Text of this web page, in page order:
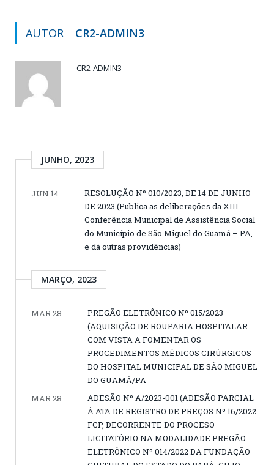
AUTOR CR2-ADMIN3
CR2-ADMIN3
JUNHO, 2023
JUN 14
RESOLUÇÃO Nº 010/2023, DE 14 DE JUNHO
DE 2023 (Publica as deliberações da XIII
Conferência Municipal de Assistência Social
do Município de São Miguel do Guamá – PA,
e dá outras providências)
MARÇO, 2023
MAR 28
PREGÃO ELETRÔNICO Nº 015/2023
(AQUISIÇÃO DE ROUPARIA HOSPITALAR
COM VISTA A FOMENTAR OS
PROCEDIMENTOS MÉDICOS CIRÚRGICOS
DO HOSPITAL MUNICIPAL DE SÃO MIGUEL
DO GUAMÁ/PA
MAR 28
ADESÃO Nº A/2023-001 (ADESÃO PARCIAL
À ATA DE REGISTRO DE PREÇOS Nº 16/2022
FCP, DECORRENTE DO PROCESO
LICITATÓRIO NA MODALIDADE PREGÃO
ELETRÔNICO Nº 014/2022 DA FUNDAÇÃO